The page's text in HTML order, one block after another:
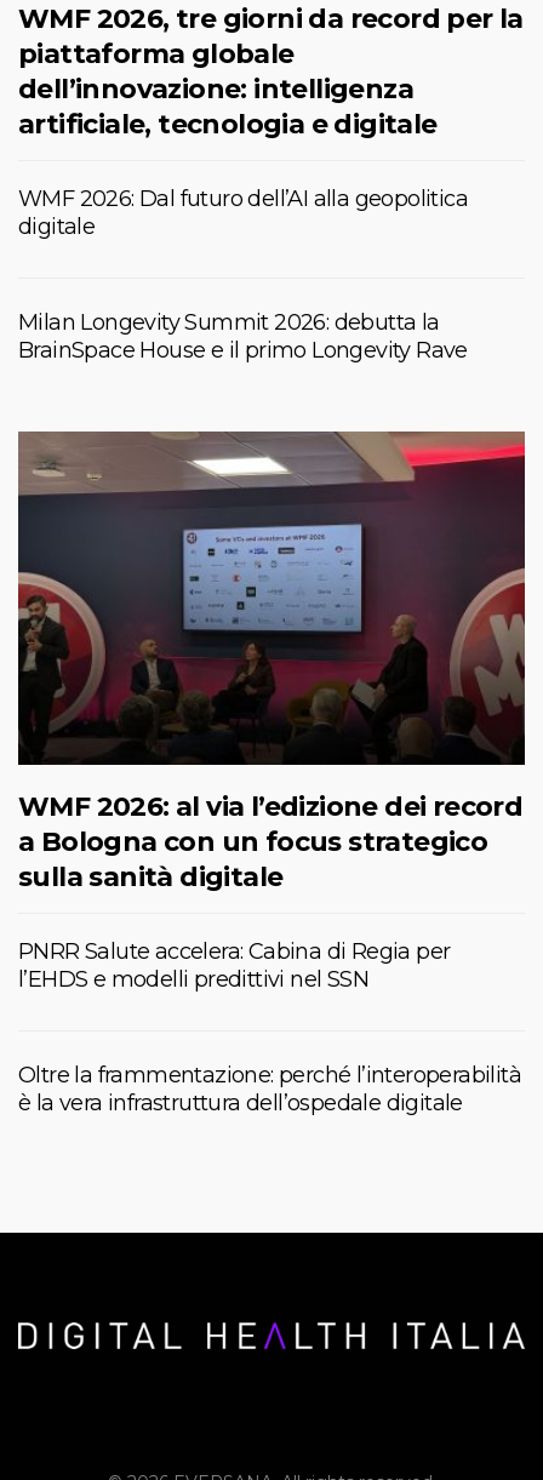
WMF 2026, tre giorni da record per la
piattaforma globale
dell’innovazione: intelligenza
artificiale, tecnologia e digitale
WMF 2026: Dal futuro dell’AI alla geopolitica
digitale
Milan Longevity Summit 2026: debutta la
BrainSpace House e il primo Longevity Rave
WMF 2026: al via l’edizione dei record
a Bologna con un focus strategico
sulla sanità digitale
PNRR Salute accelera: Cabina di Regia per
l’EHDS e modelli predittivi nel SSN
Oltre la frammentazione: perché l’interoperabilità
è la vera infrastruttura dell’ospedale digitale